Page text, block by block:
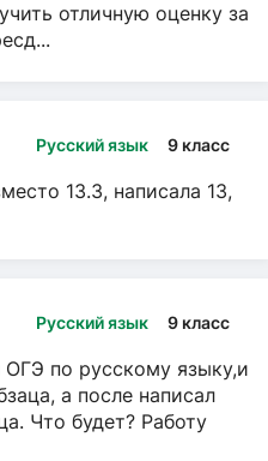
отличную оценку за
Русский язык 9 класс
13.3, написала 13,
Русский язык 9 класс
по русскому языку,и
а после написал
Что будет? Работу